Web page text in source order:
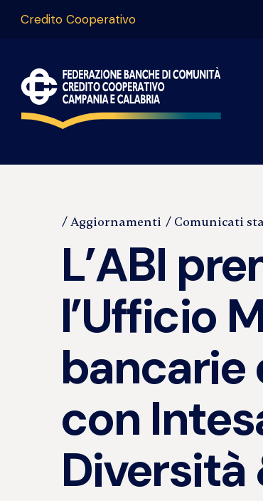
Credito Cooperativo
Aggiornamenti Comunicati
L’ABI
l’Ufficio
bancarie
con
Diversità